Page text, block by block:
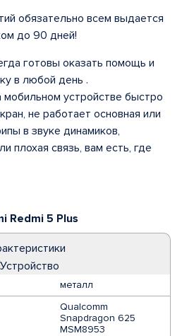
Redmi 5 Plus
металл
Qualcomm
Snapdragon 625
MSM8953
обязательно всем выдается
до 90 дней!
готовы оказать помощь и
в любой день .
устройстве быстро
не работает основная или
в звуке динамиков,
плохая связь, вам есть, где